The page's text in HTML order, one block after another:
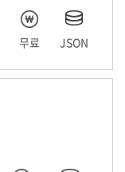
무료 JSON